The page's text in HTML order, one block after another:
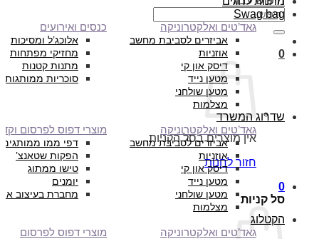
0
אין מוצרים בסל הקניות.
חזור לחנות
0
סל קניות
Swag bag
גאד’טים ואלקטרוניקה
אביזרים לסביבת מחשב
אוזניות
דיסק און קי
מטען נייד
מטען שולחני
מצלמות
כנסים ואירועים
אלוכג’ל ומסיכות
מחזיקי מפתחות
מתנות קטנות
סוכריות ממותגות
שדרוג המשרד
גאד’טים ואלקטרוניקה
אביזרים לסביבת מחשב
אוזניות
דיסק און קי
מטען נייד
מטען שולחני
מצלמות
מוצרי דפוס לפרסום
דפי ממו ממותגים
הפקות שטאנצ’
טישו ממתוג
יומנים
מחברת בעיצוב
הקטלוג
גאד’טים ואלקטרוניקה
מוצרי דפוס לפרסום